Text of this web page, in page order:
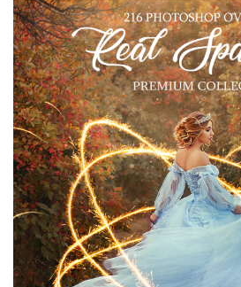
Bokeh Collection (650 Overlays)
Large 6000*4000px
Entire Collection
(1783 Overlays)
Large 6000*4000px
मुफ्त डाउनलोड